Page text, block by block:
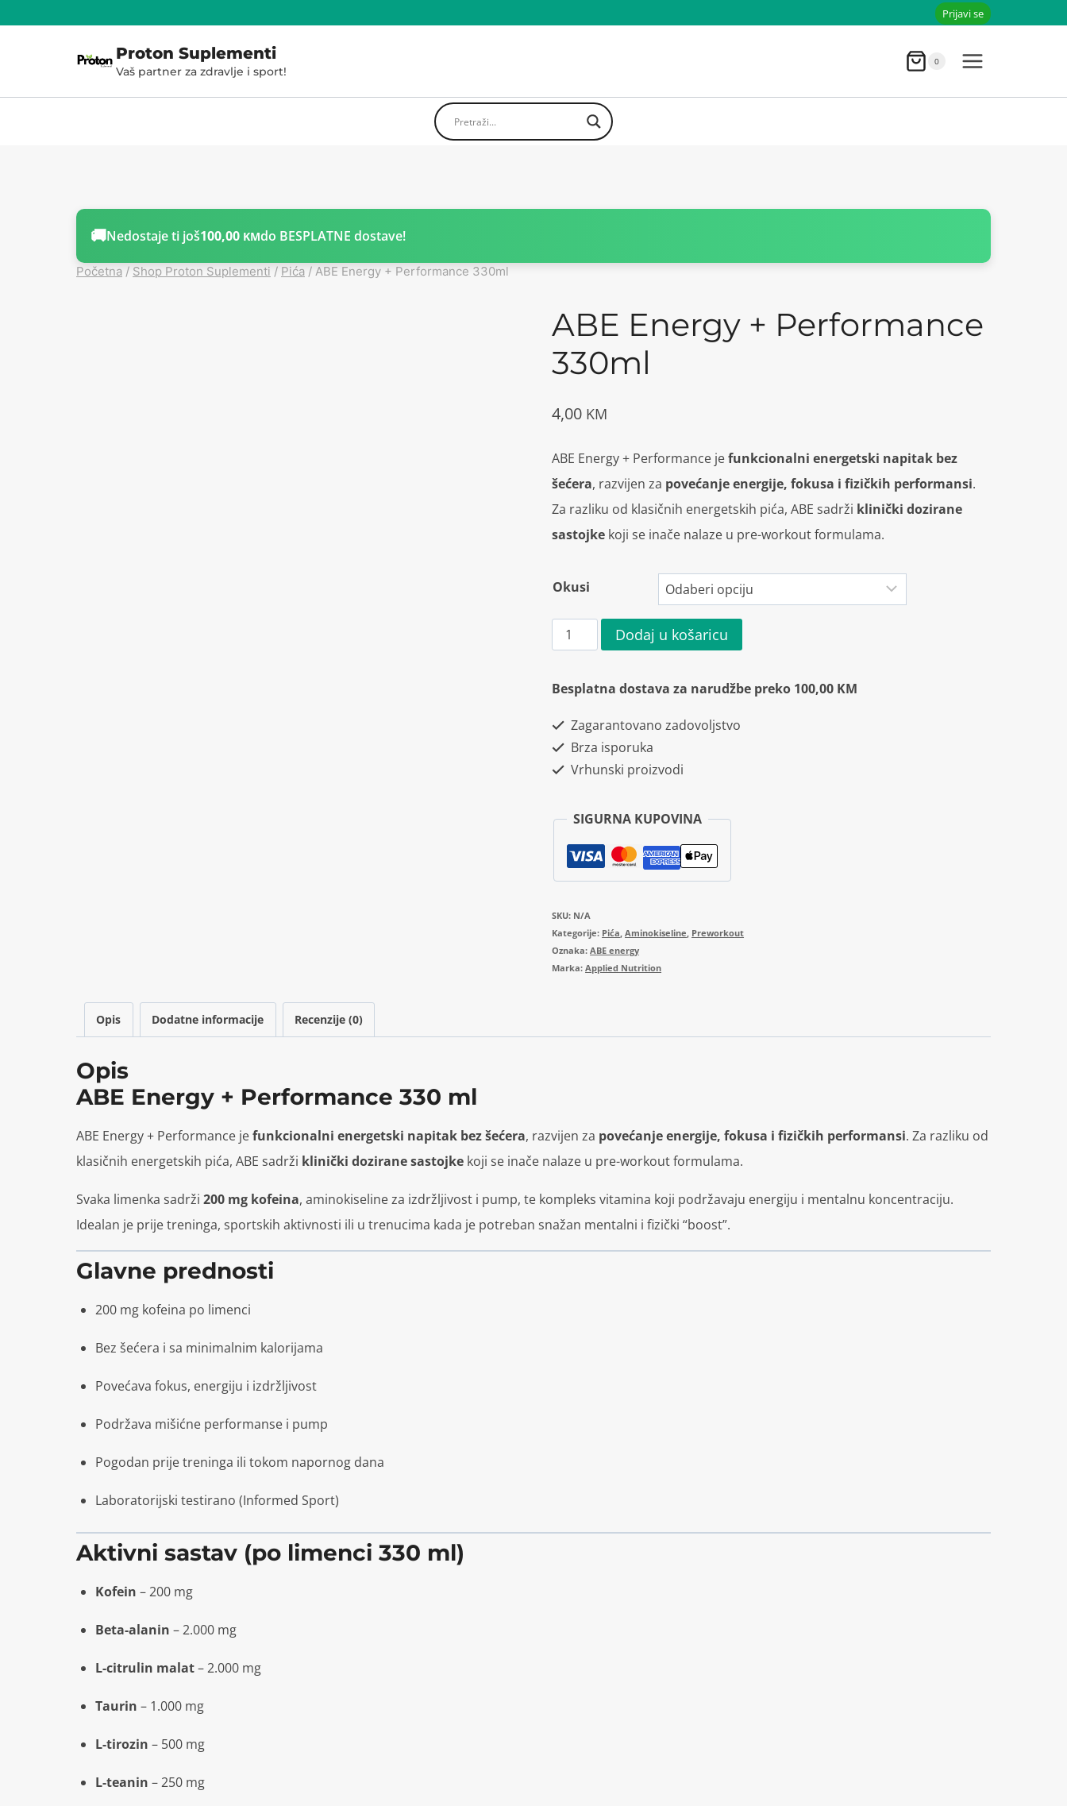
Prijavi se
Proton Suplementi
Vaš partner za zdravlje i sport!
0
🚚Nedostaje ti još100,00 KMdo BESPLATNE dostave!
Početna / Shop Proton Suplementi / Pića / ABE Energy + Performance 330ml
ABE Energy + Performance
330ml
4,00 KM
ABE Energy + Performance jefunkcionalni energetski napitak bez
šećera, razvijen za povećanje energije, fokusa i fizičkih performansi.
Za razliku od klasičnih energetskih pića, ABE sadrži klinički dozirane
sastojke koji se inače nalaze u pre-workout formulama.
Okusi
ABE
Energy
+
330ml
količina
Dodaj u košaricu
Besplatna dostava za narudžbe preko 100,00 KM
Zagarantovano zadovoljstvo
Brza isporuka
Vrhunski proizvodi
SIGURNA KUPOVINA
SKU: N/A
Kategorije: Pića,Aminokiseline, Preworkout
Oznaka:ABE energy
Marka:Applied Nutrition
Opis Dodatne informacije Recenzije (0)
Opis
ABE Energy + Performance 330 ml
ABE Energy + Performance jefunkcionalni energetski napitak bez šećera, razvijen za povećanje energije, fokusa i fizičkih performansi. Za razliku od
klasičnih energetskih pića, ABE sadrži klinički dozirane sastojke koji se inače nalaze u pre-workout formulama.
Svaka limenka sadrži 200 mg kofeina, aminokiseline za izdržljivost i pump, te kompleks vitamina koji podržavaju energiju i mentalnu koncentraciju.
Idealan je prije treninga, sportskih aktivnosti ili u trenucima kada je potreban snažan mentalni i fizički “boost”.
Glavne prednosti
200 mg kofeina po limenci
Bez šećera i sa minimalnim kalorijama
Povećava fokus, energiju i izdržljivost
Podržava mišićne performanse i pump
Pogodan prije treninga ili tokom napornog dana
Laboratorijski testirano (Informed Sport)
Aktivni sastav (po limenci 330 ml)
Kofein – 200 mg
Beta-alanin – 2.000 mg
L-citrulin malat– 2.000 mg
Taurin – 1.000 mg
L-tirozin – 500 mg
L-teanin – 250 mg